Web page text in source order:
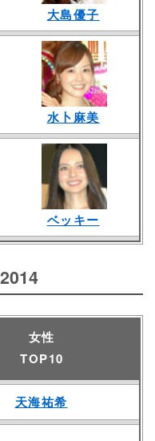
大島優子
水卜麻美
ベッキー
女性
TOP10
天海祐希